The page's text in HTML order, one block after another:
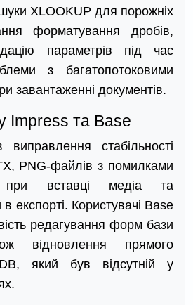
XLOOKUP для порожніх
форматування дробів,
параметрів під час
з багатопотоковими
завантаженні документів.
Impress та Base
стабільності
PNG-файлів з помилками
вставці медіа та
в експорті. Користувачі Base
редагування форм бази
відновлення прямого
який був відсутній у